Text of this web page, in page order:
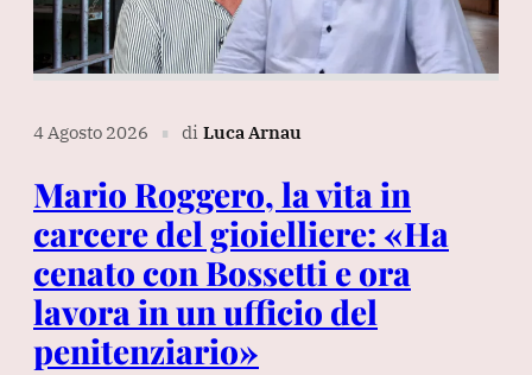
4 Agosto 2026 ∎ di Luca Arnau
Mario Roggero, la vita in
carcere del gioielliere: «Ha
cenato con Bossetti e ora
lavora in un ufficio del
penitenziario»